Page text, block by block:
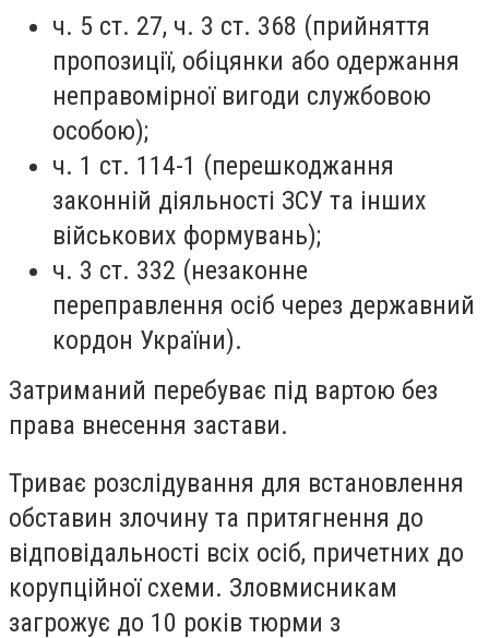
⁠ч. 5 ст. 27, ч. 3 ст. 368 (прийняття
пропозиції, обіцянки або одержання
неправомірної вигоди службовою
особою);
ч. 1 ст. 114-1 (перешкоджання
законній діяльності ЗСУ та інших
військових формувань);
ч. 3 ст. 332 (незаконне
переправлення осіб через державний
кордон України).
Затриманий перебуває під вартою без
права внесення застави.
Триває розслідування для встановлення
обставин злочину та притягнення до
відповідальності всіх осіб, причетних до
корупційної схеми. Зловмисникам
загрожує до 10 років тюрми з